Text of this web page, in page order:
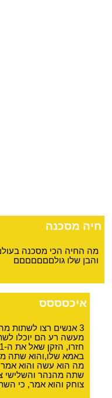
חיה מסכנה
מה החיה הכי מסכנה
והבן שלו גולםםםםםםם
איכסססס
3 אנשים רצו לשתות
מעשה רע הם יוכלו
באמא שלו,והוא שתה
מה הוא עשה והוא אמר
שתה מהנהר והשלישי
צוחק והוא אמר, כי